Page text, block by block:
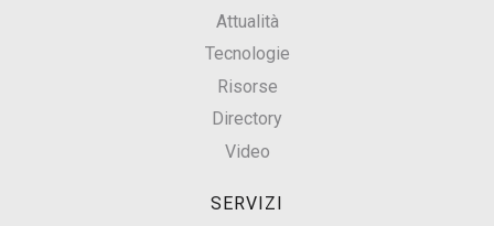
Attualità
Tecnologie
Risorse
Directory
Video
SERVIZI